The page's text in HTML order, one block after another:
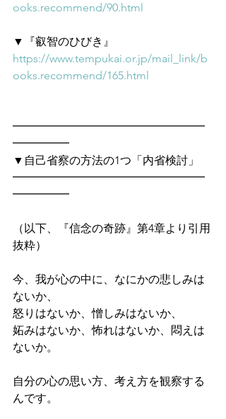
ooks.recommend/90.html
▼『叡智のひびき』
https://www.tempukai.or.jp/mail_link/b
ooks.recommend/165.html
━━━━━━━━━━━━━━━━━
━━━━━
▼自己省察の方法の1つ「内省検討」
━━━━━━━━━━━━━━━━━
━━━━━
（以下、『信念の奇跡』第4章より引用
抜粋）
今、我が心の中に、なにかの悲しみは
ないか、
怒りはないか、憎しみはないか、
妬みはないか、怖れはないか、悶えは
ないか。
自分の心の思い方、考え方を観察する
んです。